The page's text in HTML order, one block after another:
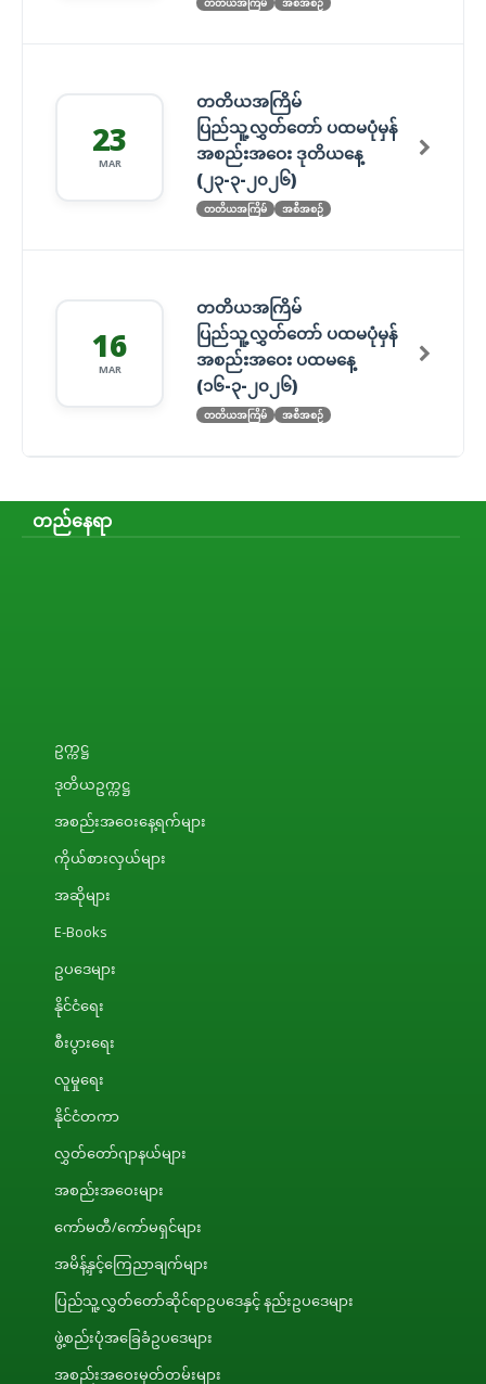
23
MAR
တတိယအကြိမ်
ပြည်သူ့လွှတ်တော် ပထမပုံမှန်
အစည်းအဝေး ဒုတိယနေ့
(၂၃-၃-၂၀၂၆)
တတိယအကြိမ် အစီအစဉ်
16
MAR
တတိယအကြိမ်
ပြည်သူ့လွှတ်တော် ပထမပုံမှန်
အစည်းအဝေး ပထမနေ့
(၁၆-၃-၂၀၂၆)
တတိယအကြိမ် အစီအစဉ်
တည်နေရာ
ဥက္ကဋ္ဌ
ဒုတိယဥက္ကဋ္ဌ
အစည်းအဝေးနေ့ရက်များ
ကိုယ်စားလှယ်များ
အဆိုများ
E-Books
ဥပဒေများ
နိုင်ငံရေး
စီးပွားရေး
လူမှုရေး
နိုင်ငံတကာ
လွှတ်တော်ဂျာနယ်များ
အစည်းအဝေးများ
ကော်မတီ/ကော်မရှင်များ
အမိန့်နှင့်ကြေညာချက်များ
ပြည်သူ့လွှတ်တော်ဆိုင်ရာဥပဒေနှင့် နည်းဥပဒေများ
ဖွဲ့စည်းပုံအခြေခံဥပဒေများ
အစည်းအဝေးမှတ်တမ်းများ